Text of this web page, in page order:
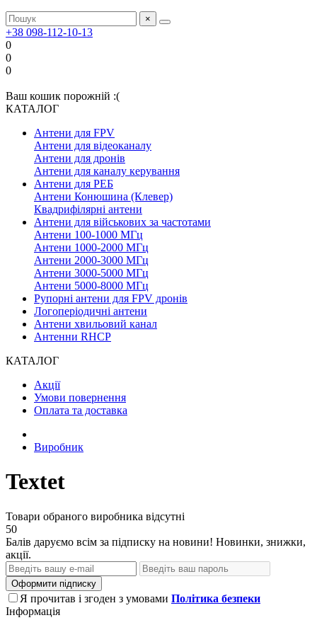
×
+38 098-112-10-13
0
0
0
Ваш кошик порожній :(
КАТАЛОГ
Антени для FPV
Антени для відеоканалу
Антени для дронів
Антени для каналу керування
Антени для РЕБ
Антени Конюшина (Клевер)
Квадрифілярні антени
Антени для військових за частотами
Антени 100-1000 МГц
Антени 1000-2000 МГц
Антени 2000-3000 МГц
Антени 3000-5000 МГц
Антени 5000-8000 МГц
Рупорні антени для FPV дронів
Логоперіодичні антени
Антени хвильовий канал
Антенни RHCP
КАТАЛОГ
Акції
Умови повернення
Оплата та доставка
Виробник
Textet
Товари обраного виробника відсутні
50
Балів даруємо всім за підписку на новини! Новинки, знижки,
акції.
Оформити підписку
Я прочитав і згоден з умовами Політика безпеки
Інформація